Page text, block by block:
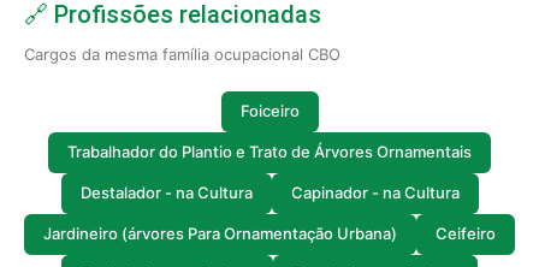
🔗 Profissões relacionadas
Cargos da mesma família ocupacional CBO
Foiceiro
Trabalhador do Plantio e Trato de Árvores Ornamentais
Destalador - na Cultura Capinador - na Cultura
Jardineiro (árvores Para Ornamentação Urbana) Ceifeiro